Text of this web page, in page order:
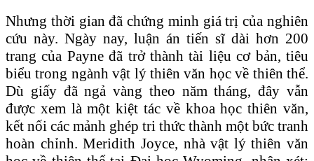
Nhưng thời gian đã chứng minh giá trị của nghiên
cứu này. Ngày nay, luận án tiến sĩ dài hơn 200
trang của Payne đã trở thành tài liệu cơ bản, tiêu
biểu trong ngành vật lý thiên văn học về thiên thể.
Dù giấy đã ngả vàng theo năm tháng, đây vẫn
được xem là một kiệt tác về khoa học thiên văn,
kết nối các mảnh ghép tri thức thành một bức tranh
hoàn chỉnh. Meridith Joyce, nhà vật lý thiên văn